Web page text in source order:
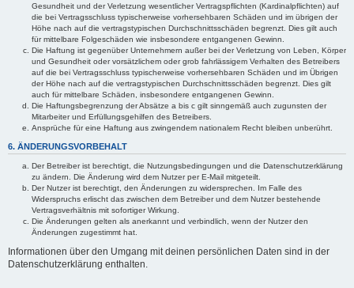
Gesundheit und der Verletzung wesentlicher Vertragspflichten (Kardinalpflichten) auf
die bei Vertragsschluss typischerweise vorhersehbaren Schäden und im übrigen der
Höhe nach auf die vertragstypischen Durchschnittsschäden begrenzt. Dies gilt auch
für mittelbare Folgeschäden wie insbesondere entgangenen Gewinn.
Die Haftung ist gegenüber Unternehmern außer bei der Verletzung von Leben, Körper
und Gesundheit oder vorsätzlichem oder grob fahrlässigem Verhalten des Betreibers
auf die bei Vertragsschluss typischerweise vorhersehbaren Schäden und im Übrigen
der Höhe nach auf die vertragstypischen Durchschnittsschäden begrenzt. Dies gilt
auch für mittelbare Schäden, insbesondere entgangenen Gewinn.
Die Haftungsbegrenzung der Absätze a bis c gilt sinngemäß auch zugunsten der
Mitarbeiter und Erfüllungsgehilfen des Betreibers.
Ansprüche für eine Haftung aus zwingendem nationalem Recht bleiben unberührt.
6. ÄNDERUNGSVORBEHALT
Der Betreiber ist berechtigt, die Nutzungsbedingungen und die Datenschutzerklärung
zu ändern. Die Änderung wird dem Nutzer per E-Mail mitgeteilt.
Der Nutzer ist berechtigt, den Änderungen zu widersprechen. Im Falle des
Widerspruchs erlischt das zwischen dem Betreiber und dem Nutzer bestehende
Vertragsverhältnis mit sofortiger Wirkung.
Die Änderungen gelten als anerkannt und verbindlich, wenn der Nutzer den
Änderungen zugestimmt hat.
Informationen über den Umgang mit deinen persönlichen Daten sind in der
Datenschutzerklärung enthalten.